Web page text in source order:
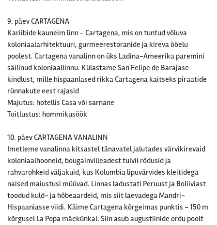
9. päev CARTAGENA
Kariibide kauneim linn - Cartagena, mis on tuntud võluva
koloniaalarhitektuuri, gurmeerestoranide ja kireva ööelu
poolest. Cartagena vanalinn on üks Ladina-Ameerika paremini
säilinud koloniaallinnu. Külastame San Felipe de Barajase
kindlust, mille hispaanlased rikka Cartagena kaitseks piraatide
rünnakute eest rajasid
Majutus: hotellis Casa või sarnane
Toitlustus: hommikusöök
10. päev CARTAGENA VANALINN
Imetleme vanalinna kitsastel tänavatel jalutades värvikirevaid
koloniaalhooneid, bougainvilleadest tulvil rõdusid ja
rahvarohkeid väljakuid, kus Kolumbia lipuvärvides kleitidega
naised maiustusi müüvad. Linnas ladustati Peruust ja Boliiviast
toodud kuld- ja hõbeaardeid, mis siit laevadega Mandri-
Hispaaniasse viidi. Käime Cartagena kõrgeimas punktis - 150 m
kõrgusel La Popa mäekünkal. Siin asub augustiinide ordu poolt